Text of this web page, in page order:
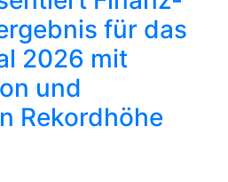
für das
2026 mit
und
Rekordhöhe